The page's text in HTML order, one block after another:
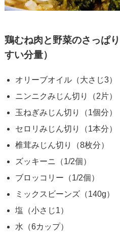
鶏むね肉と野菜のさっぱ
すい分量）
オリーブオイル（大さじ3）
ニンニクみじん切り（2片）
玉ねぎみじん切り（1個分）
セロリみじん切り（1本分）
椎茸みじん切り（8枚分）
ズッキーニ（1/2個）
ブロッコリー（1/2個）
ミックスビーンズ（140g）
塩（小さじ1）
水（6カップ）